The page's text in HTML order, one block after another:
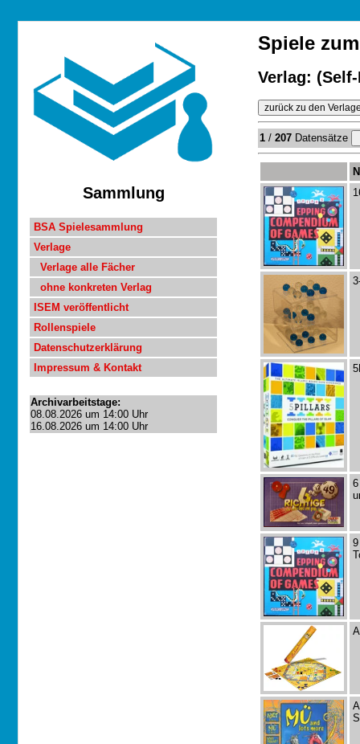
Sammlung
BSA Spielesammlung
Verlage
Verlage alle Fächer
ohne konkreten Verlag
ISEM veröffentlicht
Rollenspiele
Datenschutzerklärung
Impressum & Kontakt
Archivarbeitstage:
08.08.2026 um 14:00 Uhr
16.08.2026 um 14:00 Uhr
Spiele
Verlag:
1 / 207 Datensätze